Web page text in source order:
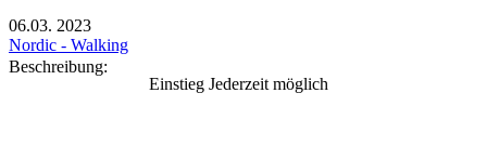
06.03. 2023
Nordic - Walking
Beschreibung:
Einstieg Jederzeit möglich